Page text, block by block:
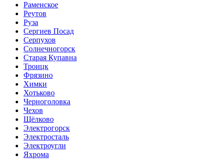
Раменское
Реутов
Руза
Сергиев Посад
Серпухов
Солнечногорск
Старая Купавна
Троицк
Фрязино
Химки
Хотьково
Черноголовка
Чехов
Щёлково
Электрогорск
Электросталь
Электроугли
Яхрома